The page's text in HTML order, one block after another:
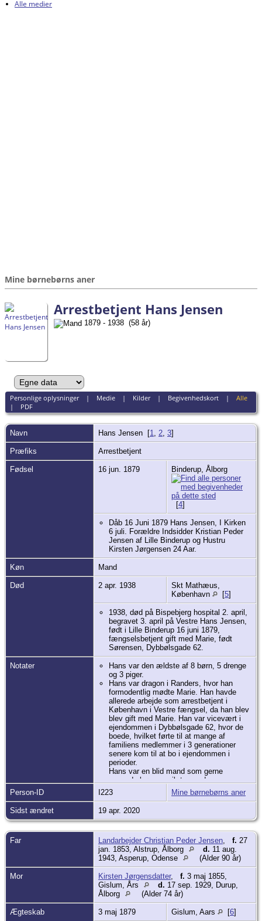
Alle medier
Mine børnebørns aner
Arrestbetjent Hans Jensen
1879 - 1938 (58 år)
Personlige oplysninger| Medie| Kilder| Begivenhedskort| Alle
| PDF
Navn Hans Jensen [1, 2, 3]
Præfiks Arrestbetjent
Fødsel 16 jun. 1879 Binderup, Ålborg
[4]
Dåb 16 Juni 1879 Hans Jensen, I Kirken
6 juli. Forældre Indsidder Kristian Peder
Jensen af Lille Binderup og Hustru
Kirsten Jørgensen 24 Aar.
Køn Mand
Død 2 apr. 1938
Skt Mathæus,
København
[5]
1938, død på Bispebjerg hospital 2. april,
begravet 3. april på Vestre Hans Jensen,
født i Lille Binderup 16 juni 1879,
fængselsbetjent gift med Marie, født
Sørensen, Dybbølsgade 62.
Notater
Hans var den ældste af 8 børn, 5 drenge
og 3 piger.
Hans var dragon i Randers, hvor han
formodentlig mødte Marie. Han havde
allerede arbejde som arrestbetjent i
København i Vestre fængsel, da han blev
blev gift med Marie. Han var vicevært i
ejendommen i Dybbølsgade 62, hvor de
boede, hvilket førte til at mange af
familiens medlemmer i 3 generationer
senere kom til at bo i ejendommen i
perioder.
Hans var en blid mand som gerne
passede børn og gik tur med
barnevognen, hvilket var usædvanligt
dengang.
Hans' aner har boet i området vest for
Hobro. De var bønder og smede og kan
føres tilbage til 1660.
Person-ID I223 Mine børnebørns aner
Sidst ændret 19 apr. 2020
Far Landarbejder Christian Peder Jensen, f. 27
jan. 1853, Alstrup, Ålborg
d. 11 aug.
1943, Asperup, Odense
(Alder 90 år)
Mor Kirsten Jørgensdatter, f. 3 maj 1855,
Gislum, Års
d. 17 sep. 1929, Durup,
Ålborg
(Alder 74 år)
Ægteskab 3 maj 1879 Gislum, Aars [6]